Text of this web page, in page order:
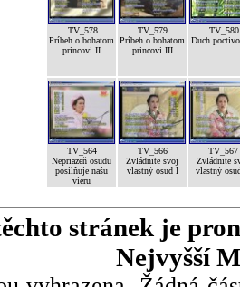
TV_578
Príbeh o bohatom
princovi II
TV_579
Príbeh o bohatom
princovi III
TV_580
Duch
TV_564
Nepriazeň osudu
posilňuje našu
vieru
TV_566
Zvládnite svoj
vlastný osud I
TV_567
Zvládnite
vlastný
stránek je
Nejvyšší